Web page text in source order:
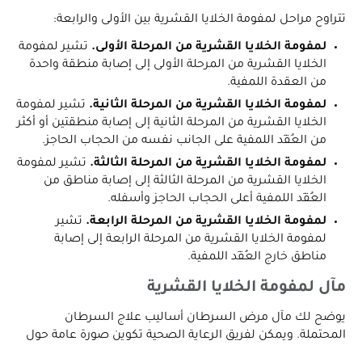
تتراوح مراحل لمفومة الخلايا القشرية بين الأولى والرابعة:
لمفومة الخلايا القشرية من المرحلة الأولى. تشير لمفومة
الخلايا القشرية من المرحلة الأولى إلى إصابة منطقة واحدة
من العقدة اللمفية.
لمفومة الخلايا القشرية من المرحلة الثانية. تشير لمفومة
الخلايا القشرية من المرحلة الثانية إلى إصابة منطقتين أو أكثر
من العُقَد اللمفية على الجانب نفسه من الحجاب الحاجز.
لمفومة الخلايا القشرية من المرحلة الثالثة. تشير لمفومة
الخلايا القشرية من المرحلة الثالثة إلى إصابة مناطق من
العُقَد اللمفية أعلى الحجاب الحاجز وأسفله.
لمفومة الخلايا القشرية من المرحلة الرابعة. تشير
لمفومة الخلايا القشرية من المرحلة الرابعة إلى إصابة
مناطق خارج العُقَد اللمفية.
مآل لمفومة الخلايا القشرية
يوضح لك مآل مرض السرطان أساليب علاج السرطان
المحتملة. ويمكن لفريق الرعاية الصحية تكوين صورة عامة حول